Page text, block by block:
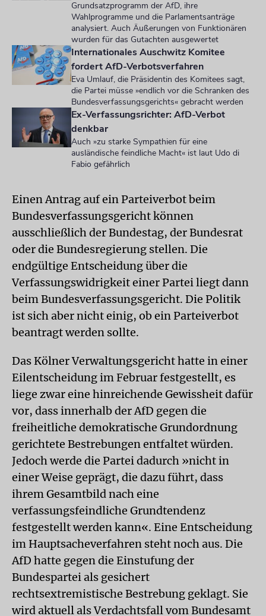
Grundsatzprogramm der AfD, ihre
Wahlprogramme und die Parlamentsanträge
analysiert. Auch Äußerungen von Funktionären
wurden für das Gutachten ausgewertet
Internationales Auschwitz Komitee
fordert AfD-Verbotsverfahren
Eva Umlauf, die Präsidentin des Komitees sagt,
die Partei müsse »endlich vor die Schranken des
Bundesverfassungsgerichts« gebracht werden
Ex-Verfassungsrichter: AfD-Verbot
denkbar
Auch »zu starke Sympathien für eine
ausländische feindliche Macht« ist laut Udo di
Fabio gefährlich
Einen Antrag auf ein Parteiverbot beim
Bundesverfassungsgericht können
ausschließlich der Bundestag, der Bundesrat
oder die Bundesregierung stellen. Die
endgültige Entscheidung über die
Verfassungswidrigkeit einer Partei liegt dann
beim Bundesverfassungsgericht. Die Politik
ist sich aber nicht einig, ob ein Parteiverbot
beantragt werden sollte.
Das Kölner Verwaltungsgericht hatte in einer
Eilentscheidung im Februar festgestellt, es
liege zwar eine hinreichende Gewissheit dafür
vor, dass innerhalb der AfD gegen die
freiheitliche demokratische Grundordnung
gerichtete Bestrebungen entfaltet würden.
Jedoch werde die Partei dadurch »nicht in
einer Weise geprägt, die dazu führt, dass
ihrem Gesamtbild nach eine
verfassungsfeindliche Grundtendenz
festgestellt werden kann«. Eine Entscheidung
im Hauptsacheverfahren steht noch aus. Die
AfD hatte gegen die Einstufung der
Bundespartei als gesichert
rechtsextremistische Bestrebung geklagt. Sie
wird aktuell als Verdachtsfall vom Bundesamt